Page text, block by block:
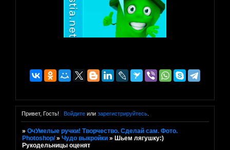
Привет, Гость! Войдитеили зарегистрируйтесь.
»ОчУмелые ручки! Творчество. Сделай сам. Фото.
Photoshop/ »Чудо выкройки » Шьем лягушку:)
Рукодельницы оценят